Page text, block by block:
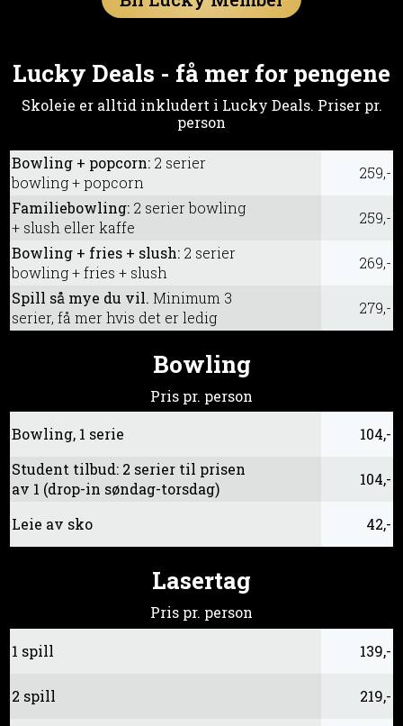
Lucky Deals - få mer for pengene
Skoleie er alltid inkludert i Lucky Deals. Priser pr.
person
Bowling + popcorn: 2 serier
bowling + popcorn
Familiebowling: 2 serier bowling
+ slush eller kaffe
Bowling + fries + slush: 2 serier
bowling + fries + slush
Spill så mye du vil. Minimum 3
serier, få mer hvis det er ledig
259,-
259,-
269,-
279,-
Bowling
Pris pr. person
Bowling, 1 serie
Student tilbud: 2 serier til prisen
av 1 (drop-in søndag-torsdag)
Leie av sko
104,-
104,-
42,-
Lasertag
Pris pr. person
1 spill
2 spill
139,-
219,-